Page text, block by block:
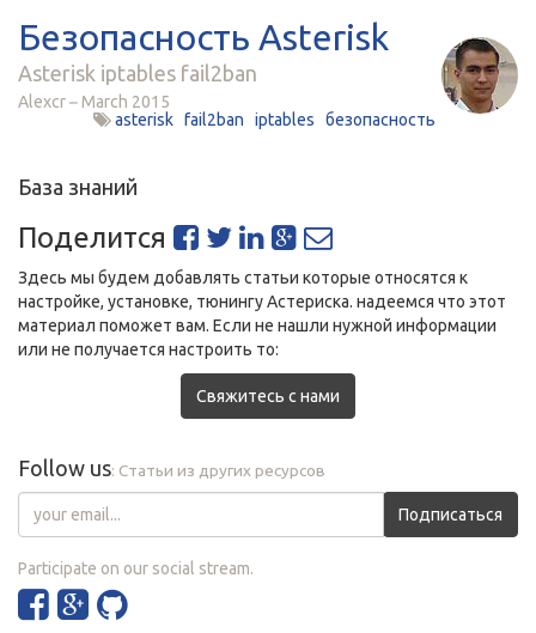
Безопасность Asterisk
Asterisk iptables fail2ban
Alexcr
March 2015
asterisk fail2ban iptables безопасность
База знаний
Поделится
Здесь мы будем добавлять статьи которые относятся к
настройке, установке, тюнингу Астериска. надеемся что этот
материал поможет вам. Если не нашли нужной информации
или не получается настроить то:
Свяжитесь с нами
Follow us: Статьи из других ресурсов
Подписаться
Participate on our social stream.